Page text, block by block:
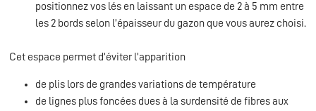
positionnez vos lés en laissant un espace de 2 à 5 mm entre
les 2 bords selon l’épaisseur du gazon que vous aurez choisi.
Cet espace permet d’éviter l’apparition
de plis lors de grandes variations de température
de lignes plus foncées dues à la surdensité de fibres aux